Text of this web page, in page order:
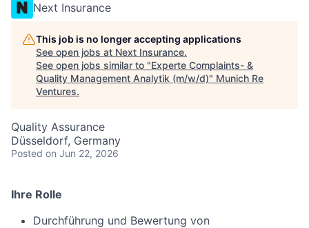
Next Insurance
This job is no longer accepting applications
See open jobs at Next Insurance.
See open jobs similar to "Experte Complaints- &
Quality Management Analytik (m/w/d)" Munich Re
Ventures.
Quality Assurance
Düsseldorf, Germany
Posted on Jun 22, 2026
Ihre Rolle
Durchführung und Bewertung von